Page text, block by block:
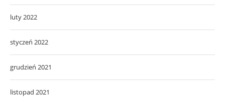
luty 2022
styczeń 2022
grudzień 2021
listopad 2021